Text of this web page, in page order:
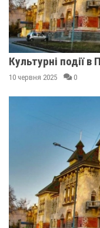
Культурні події
10 червня 2025 0